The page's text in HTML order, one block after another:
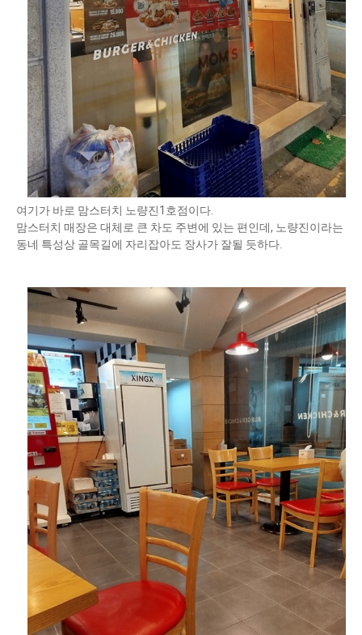
여기가 바로 맘스터치 노량진1호점이다.
맘스터치 매장은 대체로 큰 차도 주변에 있는 편인데, 노량진이라는
동네 특성상 골목길에 자리잡아도 장사가 잘될 듯하다.